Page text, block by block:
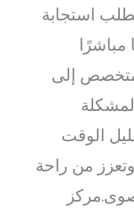
استجابة
مباشرًا
متخصص إلى
الوقت
من راحة